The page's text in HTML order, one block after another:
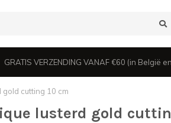
GRATIS VERZENDING VANAF €60 (in België
cutting 10 cm
lusterd gold